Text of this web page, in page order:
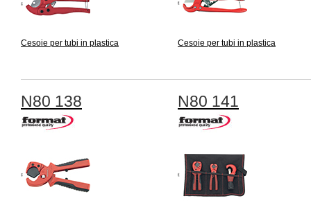
Cesoie per tubi in plastica Cesoie per tubi in plastica
N80 138 N80 141